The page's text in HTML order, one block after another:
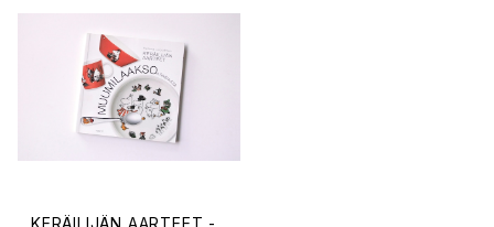
KERÄILIJÄN AARTEET -